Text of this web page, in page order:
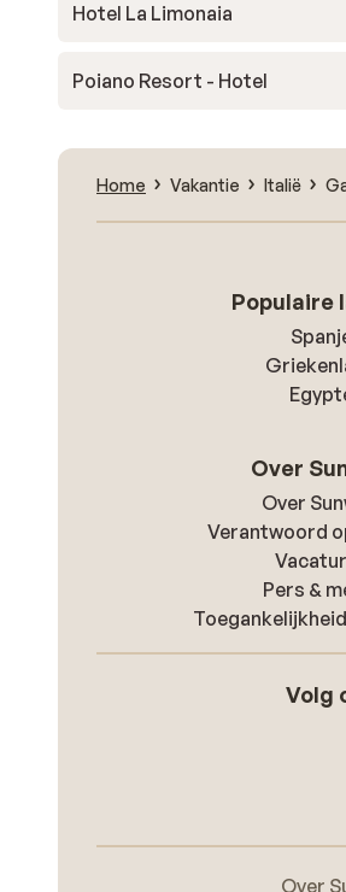
Hotel La Limonaia
Poiano Resort - Hotel
Home Vakantie Italië
Populaire
Over
Over
Verantwoord
Pers &
Volg
Over